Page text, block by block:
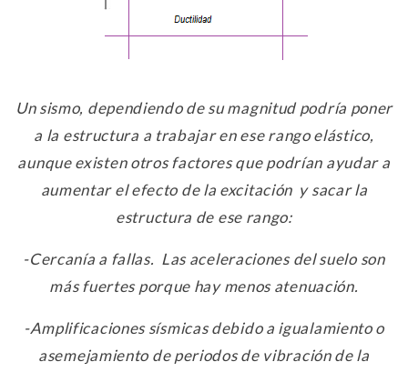
Un sismo, dependiendo de su magnitud podría poner
a la estructura a trabajar en ese rango elástico,
aunque existen otros factores que podrían ayudar a
aumentar el efecto de la excitación y sacar la
estructura de ese rango:
-Cercanía a fallas. Las aceleraciones del suelo son
más fuertes porque hay menos atenuación.
-Amplificaciones sísmicas debido a igualamiento o
asemejamiento de periodos de vibración de la